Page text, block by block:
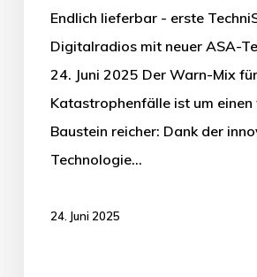
Endlich lieferbar - erste
Digitalradios mit neuer ASA-
24. Juni 2025 Der Warn-Mix für
Katastrophenfälle ist um
Baustein reicher: Dank der
Technologie…
24. Juni 2025